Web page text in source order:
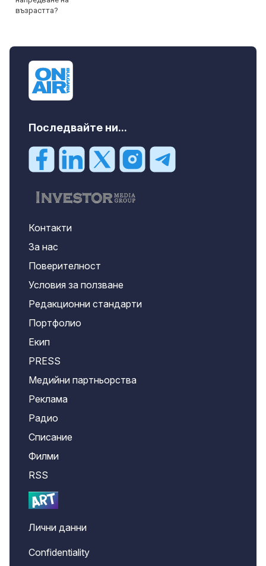
Последвайте ни...
Контакти
За нас
Поверителност
Условия за ползване
Редакционни стандарти
Портфолио
Екип
PRESS
Медийни партньорства
Реклама
Радио
Списание
Филми
RSS
Лични данни
Confidentiality